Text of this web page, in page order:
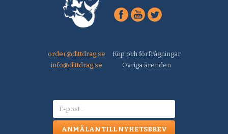
order@dittdrag.se
Köp och förfrågningar
info@dittdrag.se
Övriga ärenden
ANMÄLAN TILL NYHETSBREV